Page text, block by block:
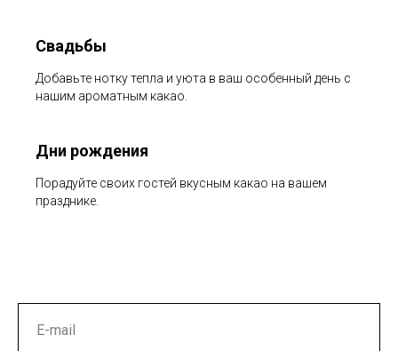
Свадьбы
Добавьте нотку тепла и уюта в ваш особенный день с
нашим ароматным какао.
Дни рождения
Порадуйте своих гостей вкусным какао на вашем
празднике.